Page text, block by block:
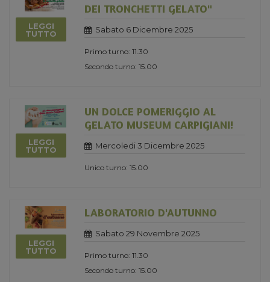
LEGGI
TUTTO
DEI TRONCHETTI GELATO"
Sabato 6 Dicembre 2025
Primo turno: 11.30
Secondo turno: 15.00
LEGGI
TUTTO
UN DOLCE POMERIGGIO AL
GELATO MUSEUM CARPIGIANI!
Mercoledi 3 Dicembre 2025
Unico turno: 15.00
LEGGI
TUTTO
LABORATORIO D'AUTUNNO
Sabato 29 Novembre 2025
Primo turno: 11.30
Secondo turno: 15.00